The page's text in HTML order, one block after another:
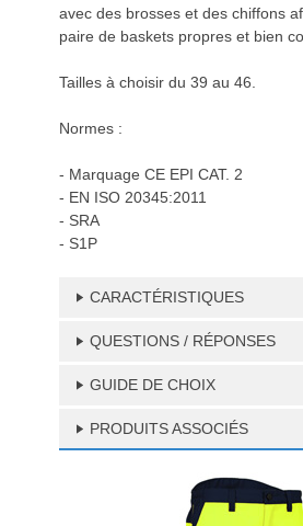
avec des brosses et des chiffons
paire de baskets propres et bien
Tailles à choisir du 39 au 46.
Normes :
- Marquage CE EPI CAT. 2
- EN ISO 20345:2011
- SRA
- S1P
CARACTÉRISTIQUES
QUESTIONS / RÉPONSES
GUIDE DE CHOIX
PRODUITS ASSOCIÉS